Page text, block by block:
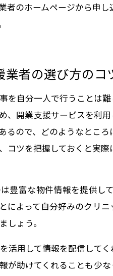
者のホームページから申
業者の選び方のコ
を自分一人で行うことは
、開業支援サービスを利
るので、どのようなとこ
コツを把握しておくと実
豊富な物件情報を提供し
によって自分好みのクリ
しょう。
活用して情報を配信して
が助けてくれることも少